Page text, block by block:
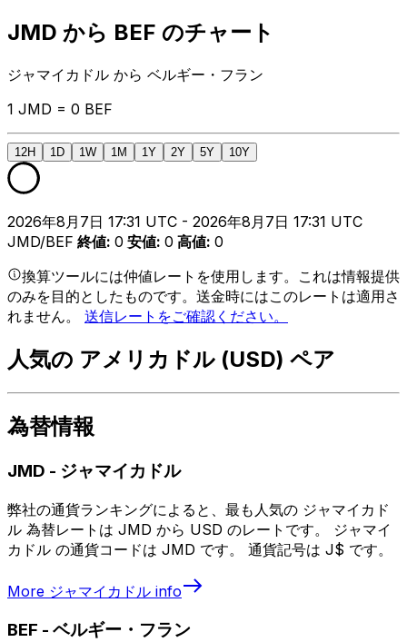
JMD から BEF のチャート
ジャマイカドル から ベルギー・フラン
1 JMD = 0 BEF
12H 1D 1W 1M 1Y 2Y 5Y 10Y
2026年8月7日 17:31 UTC - 2026年8月7日 17:31 UTC
JMD/BEF 終値: 0 安値: 0 高値: 0
換算ツールには仲値レートを使用します。これは情報提供
のみを目的としたものです。送金時にはこのレートは適用さ
れません。 送信レートをご確認ください。
人気の アメリカドル (USD) ペア
為替情報
JMD - ジャマイカドル
弊社の通貨ランキングによると、最も人気の ジャマイカド
ル 為替レートは JMD から USD のレートです。 ジャマイ
カドル の通貨コードは JMD です。 通貨記号は J$ です。
More ジャマイカドル info
BEF - ベルギー・フラン